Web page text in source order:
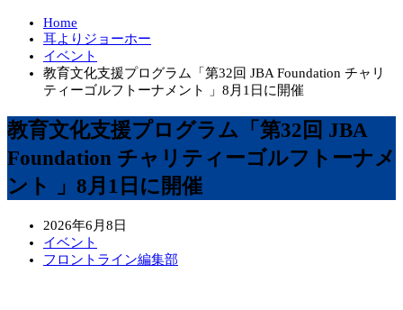
Home
耳よりジョーホー
イベント
教育文化支援プログラム「第32回 JBA Foundation チャリ
ティーゴルフトーナメント 」8月1日に開催
教育文化支援プログラム「第32回 JBA
Foundation チャリティーゴルフトーナメ
ント 」8月1日に開催
2026年6月8日
イベント
フロントライン編集部